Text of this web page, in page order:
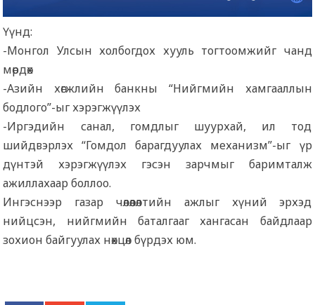
Үүнд:
-Монгол Улсын холбогдох хууль тогтоомжийг чанд
мөрдөх
-Азийн хөгжлийн банкны “Нийгмийн хамгааллын
бодлого”-ыг хэрэгжүүлэх
-Иргэдийн санал, гомдлыг шуурхай, ил тод
шийдвэрлэх “Гомдол барагдуулах механизм”-ыг үр
дүнтэй хэрэгжүүлэх гэсэн зарчмыг баримталж
ажиллахаар боллоо.
Ингэснээр газар чөлөөлөлтийн ажлыг хүний эрхэд
нийцсэн, нийгмийн баталгааг хангасан байдлаар
зохион байгуулах нөхцөл бүрдэх юм.